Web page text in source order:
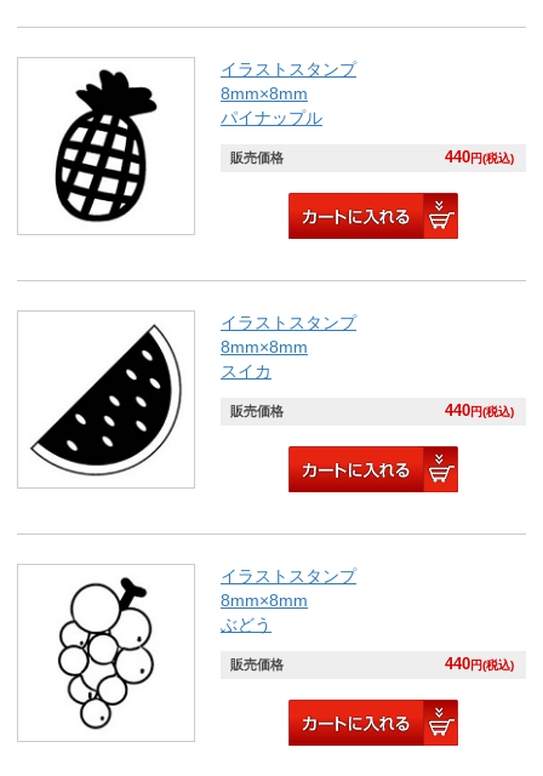
イラストスタンプ
8mm×8mm
パイナップル
販売価格 440円(税込)
イラストスタンプ
8mm×8mm
スイカ
販売価格 440円(税込)
イラストスタンプ
8mm×8mm
ぶどう
販売価格 440円(税込)